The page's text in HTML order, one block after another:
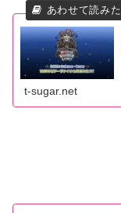
t-sugar.net